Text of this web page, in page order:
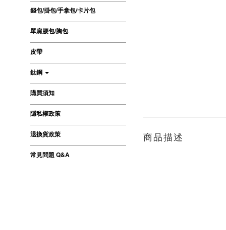
錢包/掛包/手拿包/卡片包
單肩腰包/胸包
皮帶
鈦鋼
購買須知
隱私權政策
退換貨政策
常見問題 Q&A
商品描述